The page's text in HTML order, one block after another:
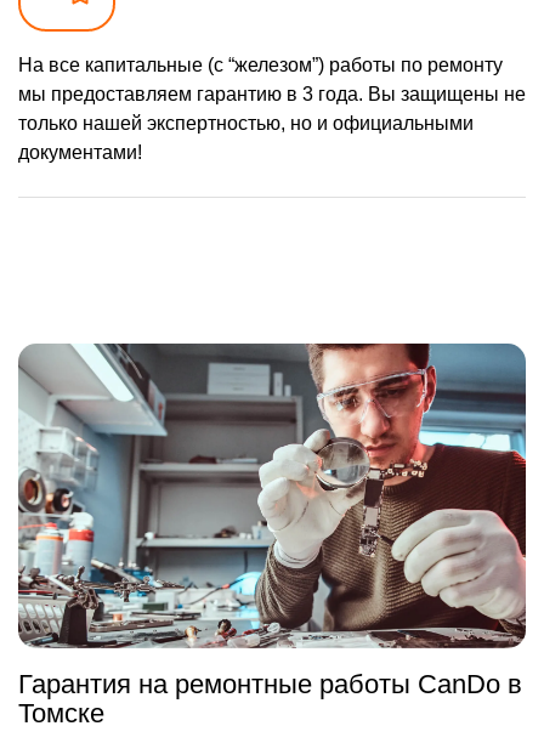
На все капитальные (с “железом”) работы по ремонту
мы предоставляем гарантию в 3 года. Вы защищены не
только нашей экспертностью, но и официальными
документами!
Гарантия на ремонтные работы CanDo в
Томске